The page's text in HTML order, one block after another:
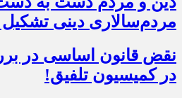
مردم‌سالاری دینی
نقض قانون اساسی در
در کمیسیون تلفیق!